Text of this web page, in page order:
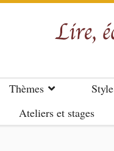
Thèmes Style
Ateliers et stages